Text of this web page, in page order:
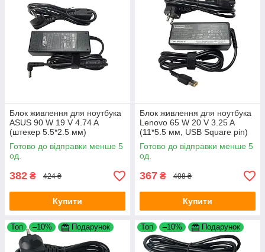
Блок живлення для ноутбука
ASUS 90 W 19 V 4.74 A
(штекер 5.5*2.5 мм)
Готово до відправки менше 5
од.
382 ₴ 424 ₴
Купити
Блок живлення для ноутбука
Lenovo 65 W 20 V 3.25 A
(11*5.5 мм, USB Square pin)
Готово до відправки менше 5
од.
367 ₴ 408 ₴
Купити
Топ –10% Подарунок Топ –10% Подарунок